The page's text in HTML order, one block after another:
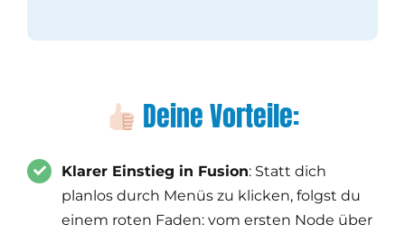
Deine Vorteile:
Klarer Einstieg in Fusion: Statt dich
planlos durch Menüs zu klicken, folgst du
einem roten Faden: vom ersten Node über